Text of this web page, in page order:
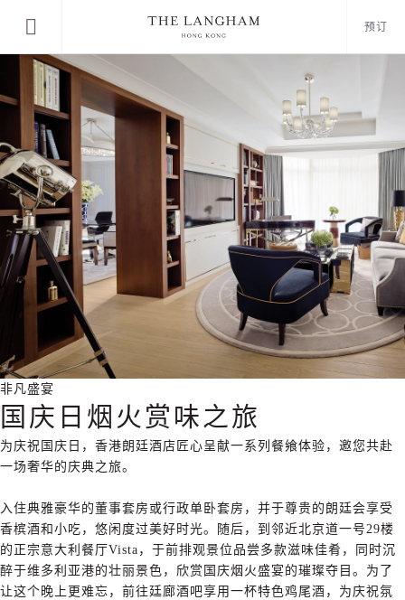
预订
非凡盛宴
国庆日烟火赏味之旅
为庆祝国庆日，香港朗廷酒店匠心呈献一系列餐飨体验，邀您共赴
一场奢华的庆典之旅。
入住典雅豪华的董事套房或行政单卧套房，并于尊贵的朗廷会享受
香槟酒和小吃，悠闲度过美好时光。随后，到邻近北京道一号29楼
的正宗意大利餐厅Vista，于前排观景位品尝多款滋味佳肴，同时沉
醉于维多利亚港的壮丽景色，欣赏国庆烟火盛宴的璀璨夺目。为了
让这个晚上更难忘，前往廷廊酒吧享用一杯特色鸡尾酒，为庆祝氛